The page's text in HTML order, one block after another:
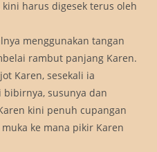
harus digesek terus oleh
menggunakan tangan
rambut panjang Karen.
Karen, sesekali ia
susunya dan
kini penuh cupangan
ke mana pikir Karen